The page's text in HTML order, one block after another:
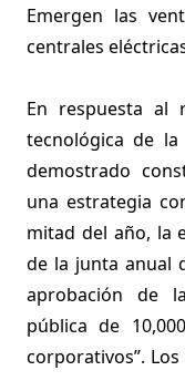
Emergen las
centrales
En respuesta al
tecnológica de
demostrado
una estrategia
mitad del año, la
de la junta anual
aprobación de
pública de
corporativos”.